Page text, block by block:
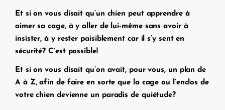
Et si on vous disait qu’un chien peut apprendre à
aimer sa cage, à y aller de lui-même sans avoir à
insister, à y rester paisiblement car il s’y sent en
sécurité?C’est possible!
Et si on vous disait qu’on avait, pour vous, un plan de
A à Z, afin de faire en sorte que la cage ou l’enclos de
votre chien devienne un paradis de quiétude?